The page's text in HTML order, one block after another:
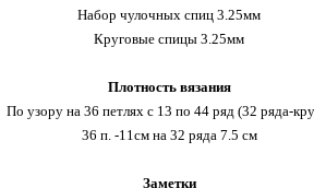
Набор чулочных спиц 3.25мм
Круговые спицы 3.25мм
Плотность вязания
По узору на 36 петлях с 13 по 44 ряд (32 ряда-
36 п. -11см на 32 ряда 7.5 см
Заметки